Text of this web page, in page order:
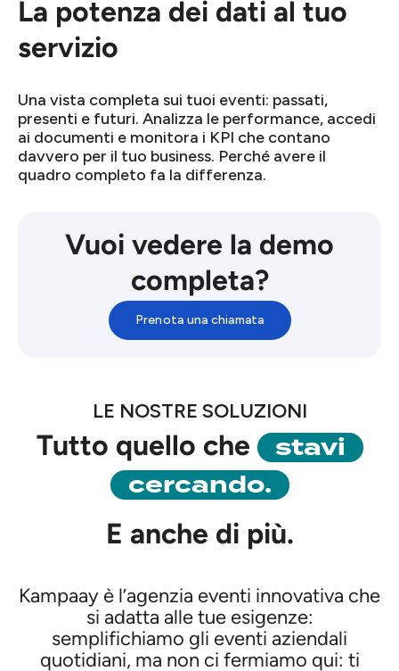
La potenza dei dati al tuo
servizio
Una vista completa sui tuoi eventi: passati,
presenti e futuri. Analizza le performance, accedi
ai documenti e monitora i KPI che contano
davvero per il tuo business. Perché avere il
quadro completo fa la differenza.
Vuoi vedere la demo
completa?
Prenota una chiamata
LE NOSTRE SOLUZIONI
Tutto quello che
stavi
cercando.
E anche di più.
Kampaay è l’agenzia eventi innovativa che
si adatta alle tue esigenze:
semplifichiamo gli eventi aziendali
quotidiani, ma non ci fermiamo qui: ti